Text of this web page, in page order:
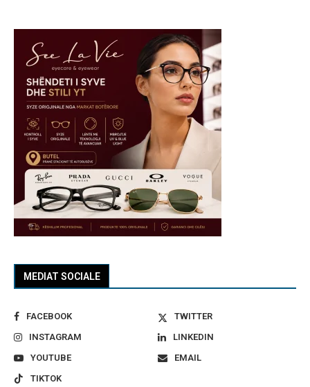
MEDIAT SOCIALE
FACEBOOK
TWITTER
INSTAGRAM
LINKEDIN
YOUTUBE
EMAIL
TIKTOK